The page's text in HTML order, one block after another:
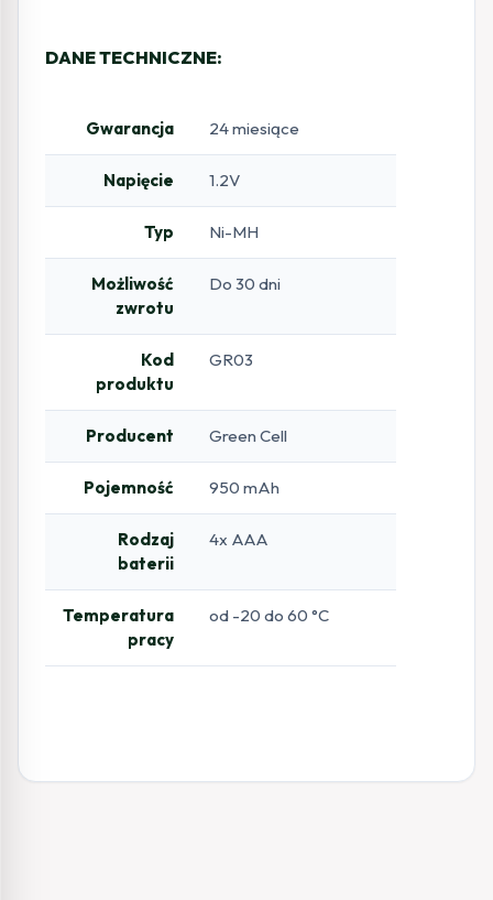
DANE TECHNICZNE:
Gwarancja 24 miesiące
Napięcie 1.2V
Typ Ni-MH
Możliwość
zwrotu
Do 30 dni
Kod
produktu
GR03
Producent Green Cell
Pojemność 950 mAh
Rodzaj
baterii
4x AAA
Temperatura
pracy
od -20 do 60 °C